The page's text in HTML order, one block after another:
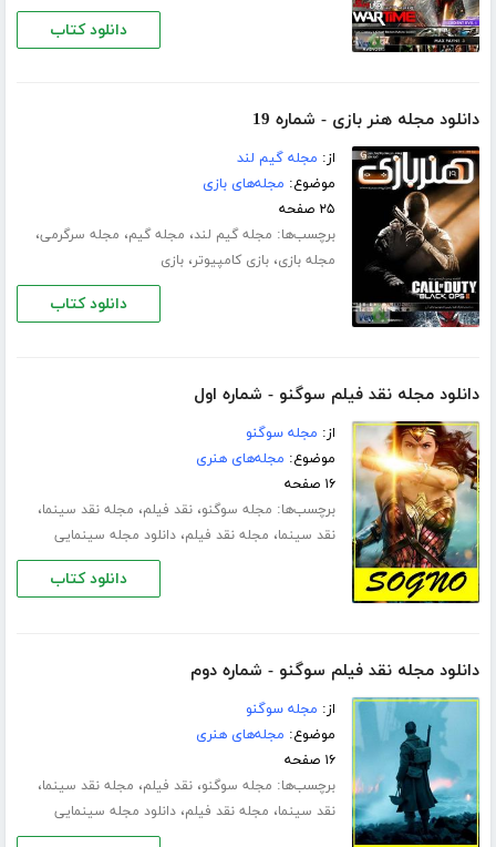
دانلود کتاب
دانلود مجله هنر بازی - شماره 19
از: مجله گیم لند
موضوع: مجله‌های بازی
۲۵ صفحه
برچسب‌ها: مجله گیم لند، مجله گیم، مجله سرگرمی،
مجله بازی،بازی کامپیوتر،بازی
دانلود کتاب
دانلود مجله نقد فیلم سوگنو - شماره اول
از: مجله سوگنو
موضوع: مجله‌های هنری
۱۶ صفحه
برچسب‌ها: مجله سوگنو،نقد فیلم، مجله نقد سینما،
نقد سینما، مجله نقد فیلم،دانلود مجله سینمایی
دانلود کتاب
دانلود مجله نقد فیلم سوگنو - شماره دوم
از: مجله سوگنو
موضوع: مجله‌های هنری
۱۶ صفحه
برچسب‌ها: مجله سوگنو،نقد فیلم، مجله نقد سینما،
نقد سینما، مجله نقد فیلم،دانلود مجله سینمایی